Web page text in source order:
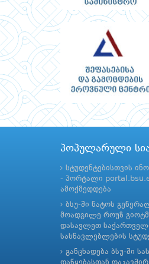
პოპულარული
სტუდენტებისთვის
- პორტალი
ამოქმედდება
ბსუ-ში ნატოს
მოადგილე როუზ
დასავლეთ
სასწავლებლების
განცხადება ბსუ-ში
დაწყებასთან